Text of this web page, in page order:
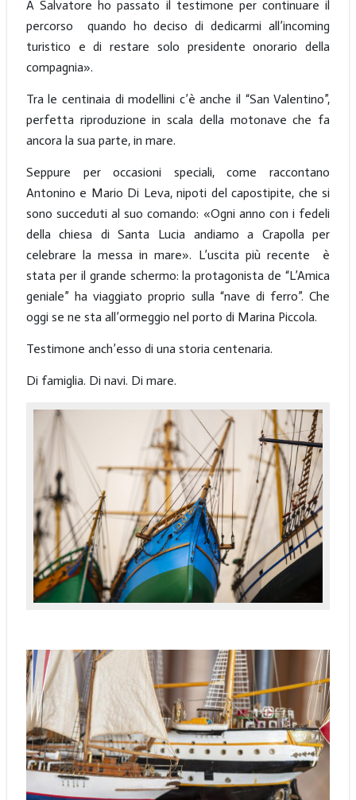
A Salvatore ho passato il testimone per continuare il
percorso quando ho deciso di dedicarmi all’incoming
turistico e di restare solo presidente onorario della
compagnia».
Tra le centinaia di modellini c’è anche il “San Valentino”,
perfetta riproduzione in scala della motonave che fa
ancora la sua parte, in mare.
Seppure per occasioni speciali, come raccontano
Antonino e Mario Di Leva, nipoti del capostipite, che si
sono succeduti al suo comando: «Ogni anno con i fedeli
della chiesa di Santa Lucia andiamo a Crapolla per
celebrare la messa in mare». L’uscita più recente è
stata per il grande schermo: la protagonista de “L’Amica
geniale” ha viaggiato proprio sulla “nave di ferro”. Che
oggi se ne sta all’ormeggio nel porto di Marina Piccola.
Testimone anch’esso di una storia centenaria.
Di famiglia. Di navi. Di mare.